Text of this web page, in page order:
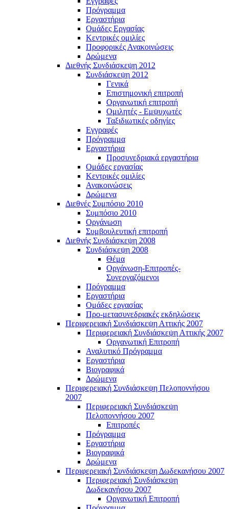
Πρόγραμμα
Εργαστήρια
Ομάδες Εργασίας
Κεντρικές ομιλίες
Προφορικές Ανακοινώσεις
Δρώμενα
Διεθνής Συνδιάσκεψη 2012
Συνδιάσκεψη 2012
Γενικά
Επιστημονική επιτροπή
Οργανωτική επιτροπή
Ομιλητές - Εμψυχωτές
Ταξιδιωτικές οδηγίες
Εγγραφές
Πρόγραμμα
Εργαστήρια
Προσυνεδριακά εργαστήρια
Ομάδες εργασίας
Κεντρικές ομιλίες
Ανακοινώσεις
Δρώμενα
Διεθνές Συμπόσιο 2010
Συμπόσιο 2010
Οργάνωση
Συμβουλευτική επιτροπή
Διεθνής Συνδιάσκεψη 2008
Συνδιάσκεψη 2008
Θέμα
Οργάνωση-Επιτροπές-
Συνεργαζόμενοι
Πρόγραμμα
Εργαστήρια
Ομάδες εργασίας
Προ-μετασυνεδριακές εκδηλώσεις
Περιφερειακή Συνδιάσκεψη Αττικής 2007
Περιφερειακή Συνδιάσκεψη Αττικής 2007
Οργανωτική Επιτροπή
Αναλυτικό Πρόγραμμα
Εργαστήρια
Βιογραφικά
Δρώμενα
Περιφερειακή Συνδιάσκεψη Πελοποννήσου
2007
Περιφερειακή Συνδιάσκεψη
Πελοποννήσου 2007
Επιτροπές
Πρόγραμμα
Εργαστήρια
Βιογραφικά
Δρώμενα
Περιφερειακή Συνδιάσκεψη Δωδεκανήσου 2007
Περιφερειακή Συνδιάσκεψη
Δωδεκανήσου 2007
Οργανωτική Επιτροπή